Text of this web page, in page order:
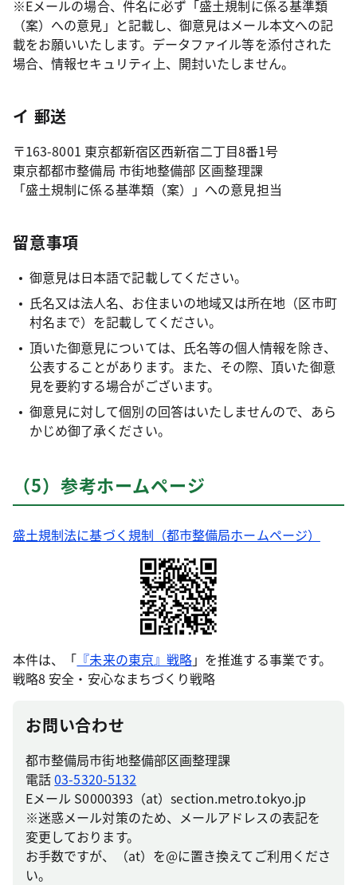
※Eメールの場合、件名に必ず「盛土規制に係る基準類
（案）への意見」と記載し、御意見はメール本文への記
載をお願いいたします。データファイル等を添付された
場合、情報セキュリティ上、開封いたしません。
イ 郵送
〒163-8001 東京都新宿区西新宿二丁目8番1号
東京都都市整備局 市街地整備部 区画整理課
「盛土規制に係る基準類（案）」への意見担当
留意事項
御意見は日本語で記載してください。
氏名又は法人名、お住まいの地域又は所在地（区市町
村名まで）を記載してください。
頂いた御意見については、氏名等の個人情報を除き、
公表することがあります。また、その際、頂いた御意
見を要約する場合がございます。
御意見に対して個別の回答はいたしませんので、あら
かじめ御了承ください。
（5）参考ホームページ
盛土規制法に基づく規制（都市整備局ホームページ）
本件は、「 『未来の東京』戦略」を推進する事業です。
戦略8 安全・安心なまちづくり戦略
お問い合わせ
都市整備局市街地整備部区画整理課
電話03-5320-5132
Eメール S0000393（at）section.metro.tokyo.jp
※迷惑メール対策のため、メールアドレスの表記を
変更しております。
お手数ですが、（at）を@に置き換えてご利用くださ
い。